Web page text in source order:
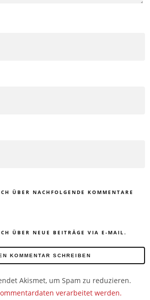
ÜBER NACHFOLGENDE KOMMENTARE
ÜBER NEUE BEITRÄGE VIA E-MAIL.
Akismet, um Spam zu reduzieren.
verarbeitet werden.